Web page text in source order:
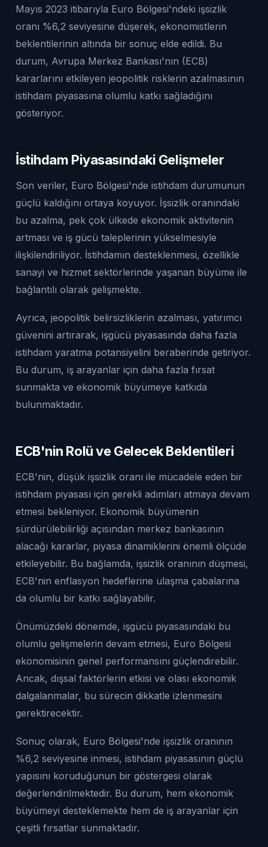
Mayıs 2023 itibarıyla Euro Bölgesi'ndeki işsizlik
oranı %6,2 seviyesine düşerek, ekonomistlerin
beklentilerinin altında bir sonuç elde edildi. Bu
durum, Avrupa Merkez Bankası'nın (ECB)
kararlarını etkileyen jeopolitik risklerin azalmasının
istihdam piyasasına olumlu katkı sağladığını
gösteriyor.
İstihdam Piyasasındaki Gelişmeler
Son veriler, Euro Bölgesi'nde istihdam durumunun
güçlü kaldığını ortaya koyuyor. İşsizlik oranındaki
bu azalma, pek çok ülkede ekonomik aktivitenin
artması ve iş gücü taleplerinin yükselmesiyle
ilişkilendiriliyor. İstihdamın desteklenmesi, özellikle
sanayi ve hizmet sektörlerinde yaşanan büyüme ile
bağlantılı olarak gelişmekte.
Ayrıca, jeopolitik belirsizliklerin azalması, yatırımcı
güvenini artırarak, işgücü piyasasında daha fazla
istihdam yaratma potansiyelini beraberinde getiriyor.
Bu durum, iş arayanlar için daha fazla fırsat
sunmakta ve ekonomik büyümeye katkıda
bulunmaktadır.
ECB'nin Rolü ve Gelecek Beklentileri
ECB'nin, düşük işsizlik oranı ile mücadele eden bir
istihdam piyasası için gerekli adımları atmaya devam
etmesi bekleniyor. Ekonomik büyümenin
sürdürülebilirliği açısından merkez bankasının
alacağı kararlar, piyasa dinamiklerini önemli ölçüde
etkileyebilir. Bu bağlamda, işsizlik oranının düşmesi,
ECB'nin enflasyon hedeflerine ulaşma çabalarına
da olumlu bir katkı sağlayabilir.
Önümüzdeki dönemde, işgücü piyasasındaki bu
olumlu gelişmelerin devam etmesi, Euro Bölgesi
ekonomisinin genel performansını güçlendirebilir.
Ancak, dışsal faktörlerin etkisi ve olası ekonomik
dalgalanmalar, bu sürecin dikkatle izlenmesini
gerektirecektir.
Sonuç olarak, Euro Bölgesi'nde işsizlik oranının
%6,2 seviyesine inmesi, istihdam piyasasının güçlü
yapısını koruduğunun bir göstergesi olarak
değerlendirilmektedir. Bu durum, hem ekonomik
büyümeyi desteklemekte hem de iş arayanlar için
çeşitli fırsatlar sunmaktadır.